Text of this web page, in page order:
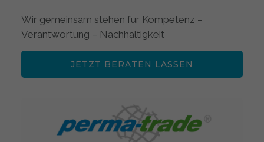
Wir gemeinsam stehen für Kompetenz –
Verantwortung – Nachhaltigkeit
JETZT BERATEN LASSEN